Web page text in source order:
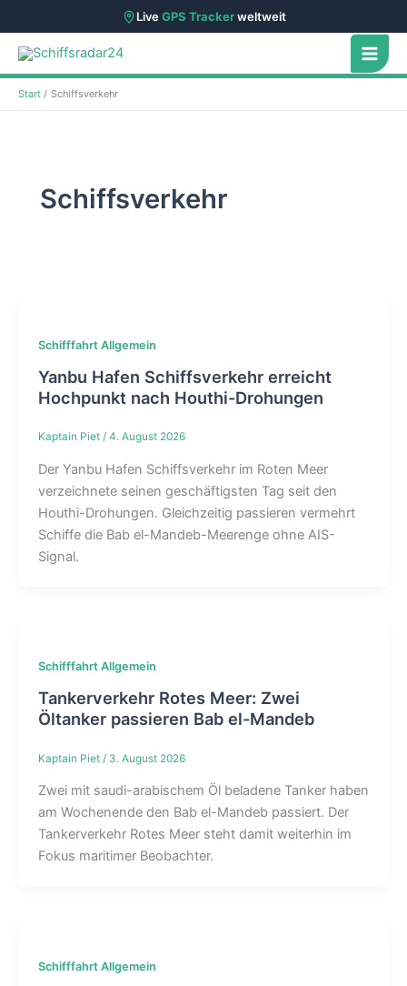
LiveGPS Trackerweltweit
Zum
Inhalt
springen
Start Schiffsverkehr
Schiffsverkehr
Schifffahrt Allgemein
Yanbu Hafen Schiffsverkehr erreicht
Hochpunkt nach Houthi-Drohungen
Kaptain Piet / 4. August 2026
Der Yanbu Hafen Schiffsverkehr im Roten Meer
verzeichnete seinen geschäftigsten Tag seit den
Houthi-Drohungen. Gleichzeitig passieren vermehrt
Schiffe die Bab el-Mandeb-Meerenge ohne AIS-
Signal.
Schifffahrt Allgemein
Tankerverkehr Rotes Meer: Zwei
Öltanker passieren Bab el-Mandeb
Kaptain Piet / 3. August 2026
Zwei mit saudi-arabischem Öl beladene Tanker haben
am Wochenende den Bab el-Mandeb passiert. Der
Tankerverkehr Rotes Meer steht damit weiterhin im
Fokus maritimer Beobachter.
Schifffahrt Allgemein